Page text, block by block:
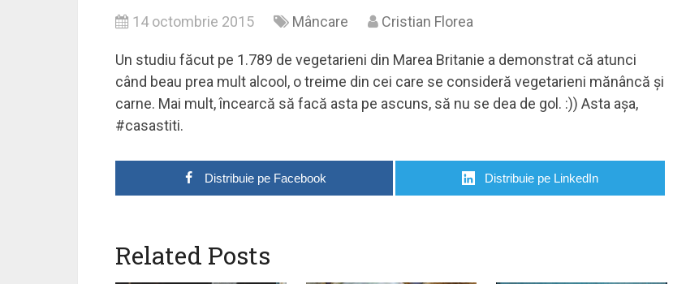
14 octombrie 2015 Mâncare Cristian Florea
Un studiu făcut pe 1.789 de vegetarieni din Marea Britanie a demonstrat că atunci
când beau prea mult alcool, o treime din cei care se consideră vegetarieni mănâncă și
carne. Mai mult, încearcă să facă asta pe ascuns, să nu se dea de gol. :)) Asta așa,
#casastiti.
Distribuie pe Facebook Distribuie pe LinkedIn
Related Posts